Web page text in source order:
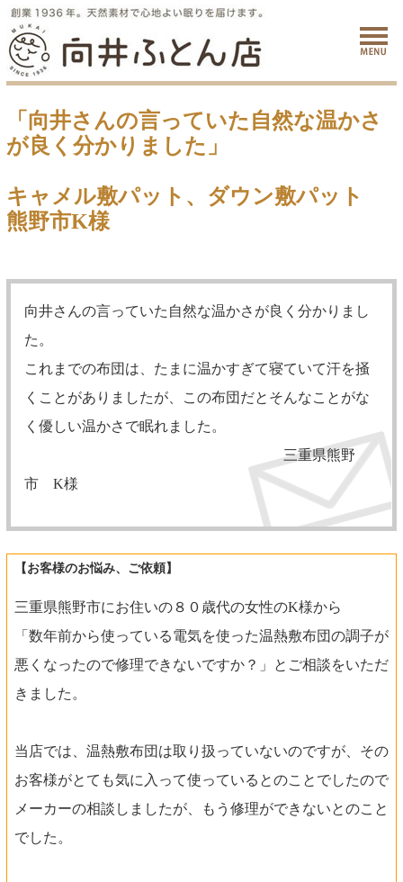
「向井さんの言っていた自然な温かさ
が良く分かりました」
キャメル敷パット、ダウン敷パット
熊野市K様
向井さんの言っていた自然な温かさが良く分かりまし
た。
これまでの布団は、たまに温かすぎて寝ていて汗を掻
くことがありましたが、この布団だとそんなことがな
く優しい温かさで眠れました。
三重県熊野
市 K様
【お客様のお悩み、ご依頼】
三重県熊野市にお住いの８０歳代の女性のK様から
「数年前から使っている電気を使った温熱敷布団の調子が
悪くなったので修理できないですか？」とご相談をいただ
きました。
当店では、温熱敷布団は取り扱っていないのですが、その
お客様がとても気に入って使っているとのことでしたので
メーカーの相談しましたが、もう修理ができないとのこと
でした。